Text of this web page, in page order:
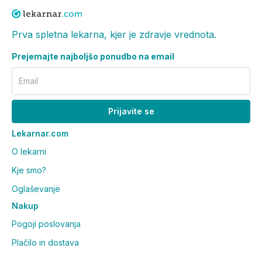
Prva spletna lekarna, kjer je zdravje vrednota.
Prejemajte najboljšo ponudbo na email
Email
Prijavite se
Lekarnar.com
O lekarni
Kje smo?
Oglaševanje
Nakup
Pogoji poslovanja
Plačilo in dostava